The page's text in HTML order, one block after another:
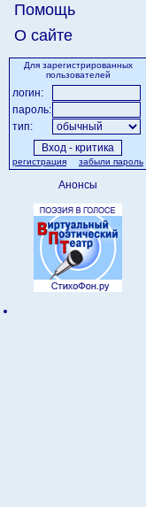
Помощь
О сайте
Для зарегистрированных
пользователей
логин:
пароль:
тип:
регистрация забыли пароль
Анонсы